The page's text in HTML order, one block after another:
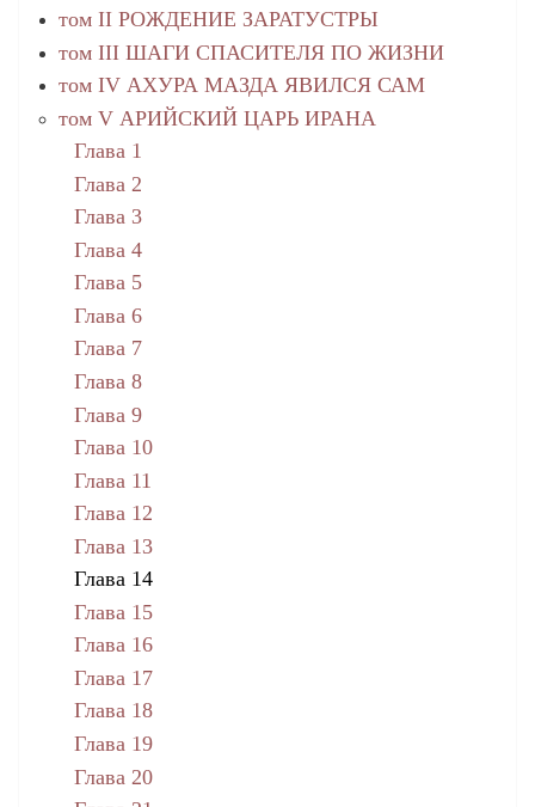
том II РОЖДЕНИЕ ЗАРАТУСТРЫ
том III ШАГИ СПАСИТЕЛЯ ПО ЖИЗНИ
том IV АХУРА МАЗДА ЯВИЛСЯ САМ
том V АРИЙСКИЙ ЦАРЬ ИРАНА
Глава 1
Глава 2
Глава 3
Глава 4
Глава 5
Глава 6
Глава 7
Глава 8
Глава 9
Глава 10
Глава 11
Глава 12
Глава 13
Глава 14
Глава 15
Глава 16
Глава 17
Глава 18
Глава 19
Глава 20